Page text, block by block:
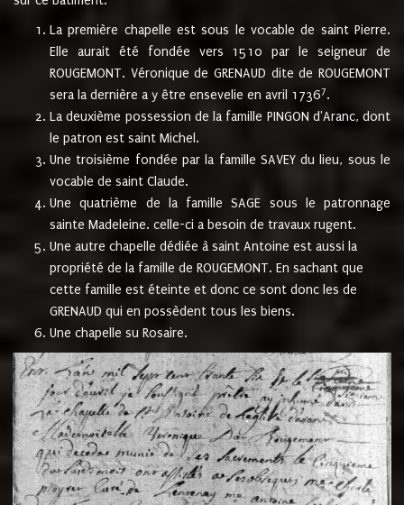
La première chapelle est sous le vocable de saint Pierre.
Elle aurait été fondée vers 1510 par le seigneur de
ROUGEMONT. Véronique de GRENAUD dite de ROUGEMONT
sera la dernière a y être ensevelie en avril 17367.
La deuxième possession de la famille PINGON d'Aranc, dont
le patron est saint Michel.
Une troisième fondée par la famille SAVEY du lieu, sous le
vocable de saint Claude.
Une quatrième de la famille SAGE sous le patronnage
sainte Madeleine. celle-ci a besoin de travaux rugent.
Une autre chapelle dédiée à saint Antoine est aussi la
propriété de la famille de ROUGEMONT. En sachant que
cette famille est éteinte et donc ce sont donc les de
GRENAUD qui en possèdent tous les biens.
Une chapelle su Rosaire.